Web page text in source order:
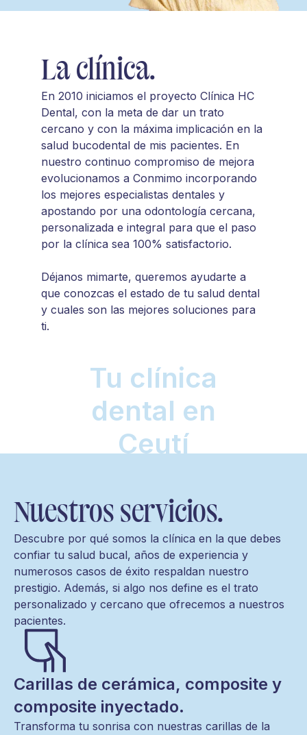
La clínica.
En 2010 iniciamos el proyecto Clínica HC
Dental, con la meta de dar un trato
cercano y con la máxima implicación en la
salud bucodental de mis pacientes. En
nuestro continuo compromiso de mejora
evolucionamos a Conmimo incorporando
los mejores especialistas dentales y
apostando por una odontología cercana,
personalizada e integral para que el paso
por la clínica sea 100% satisfactorio.
Déjanos mimarte, queremos ayudarte a
que conozcas el estado de tu salud dental
y cuales son las mejores soluciones para
ti.
Tu clínica
dental en
Ceutí
Nuestros servicios.
Descubre por qué somos la clínica en la que debes
confiar tu salud bucal, años de experiencia y
numerosos casos de éxito respaldan nuestro
prestigio. Además, si algo nos define es el trato
personalizado y cercano que ofrecemos a nuestros
pacientes.
Carillas de cerámica, composite y
composite inyectado.
Transforma tu sonrisa con nuestras carillas de la